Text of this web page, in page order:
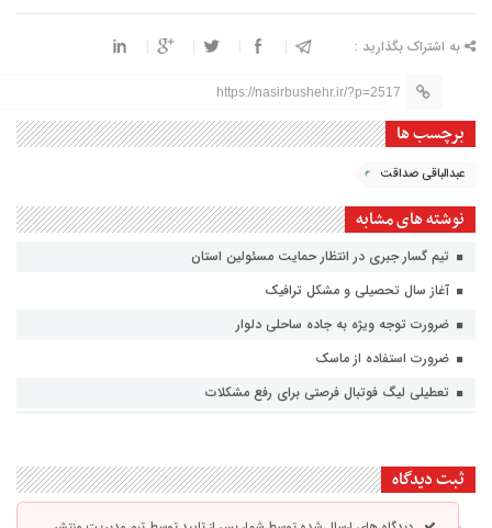
به اشتراک بگذارید :
https://nasirbushehr.ir/?p=2517
برچسب ها
عبدالباقی صداقت
نوشته های مشابه
تیم گسار جبری در انتظار حمایت مسئولین استان
آغاز سال تحصیلی و مشکل ترافیک
ضرورت توجه ویژه به جاده ساحلی دلوار
ضرورت استفاده از ماسک
تعطیلی لیگ فوتبال فرصتی برای رفع مشکلات
ثبت دیدگاه